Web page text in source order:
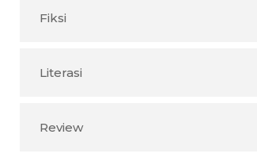
Fiksi
Literasi
Review